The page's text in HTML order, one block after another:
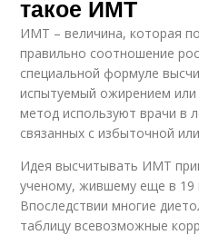
такое ИМТ
ИМТ – величина, которая
правильно соотношение
специальной формуле
испытуемый ожирением
метод используют врачи в
связанных с избыточной
Идея высчитывать ИМТ
ученому, жившему еще в 19
Впоследствии многие
таблицу всевозможные